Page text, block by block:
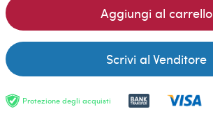
Aggiungi al carrello
Scrivi al Venditore
Protezione degli acquisti